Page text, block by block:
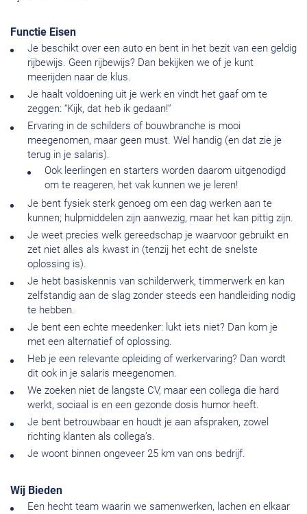
Functie Eisen
Je beschikt over een auto en bent in het bezit van een geldig
rijbewijs. Geen rijbewijs? Dan bekijken we of je kunt
meerijden naar de klus.
Je haalt voldoening uit je werk en vindt het gaaf om te
zeggen: “Kijk, dat heb ik gedaan!”
Ervaring in de schilders of bouwbranche is mooi
meegenomen, maar geen must. Wel handig (en dat zie je
terug in je salaris).
Ook leerlingen en starters worden daarom uitgenodigd
om te reageren, het vak kunnen we je leren!
Je bent fysiek sterk genoeg om een dag werken aan te
kunnen; hulpmiddelen zijn aanwezig, maar het kan pittig zijn.
Je weet precies welk gereedschap je waarvoor gebruikt en
zet niet alles als kwast in (tenzij het echt de snelste
oplossing is).
Je hebt basiskennis van schilderwerk, timmerwerk en kan
zelfstandig aan de slag zonder steeds een handleiding nodig
te hebben.
Je bent een echte meedenker: lukt iets niet? Dan kom je
met een alternatief of oplossing.
Heb je een relevante opleiding of werkervaring? Dan wordt
dit ook in je salaris meegenomen.
We zoeken niet de langste CV, maar een collega die hard
werkt, sociaal is en een gezonde dosis humor heeft.
Je bent betrouwbaar en houdt je aan afspraken, zowel
richting klanten als collega’s.
Je woont binnen ongeveer 25 km van ons bedrijf.
Wij Bieden
Een hecht team waarin we samenwerken, lachen en elkaar